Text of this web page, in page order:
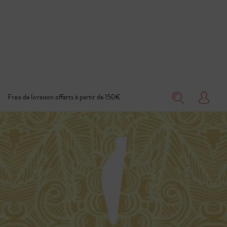
Frais de livraison offerts à partir de 150€